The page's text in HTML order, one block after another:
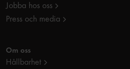
Jobba hos oss
Press och media
Om oss
Hållbarhet